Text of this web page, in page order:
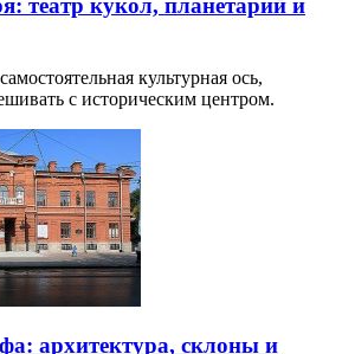
театр кукол, планетарий и
культурная ось,
с историческим центром.
архитектура, склоны и